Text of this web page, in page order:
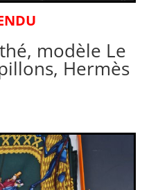
modèle Le
Hermès